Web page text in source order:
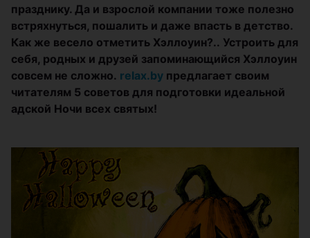
празднику. Да и взрослой компании тоже полезно
встряхнуться, пошалить и даже впасть в детство.
Как же весело отметить Хэллоуин?.. Устроить для
себя, родных и друзей запоминающийся Хэллоуин
совсем не сложно. relax.by предлагает своим
читателям 5 советов для подготовки идеальной
адской Ночи всех святых!